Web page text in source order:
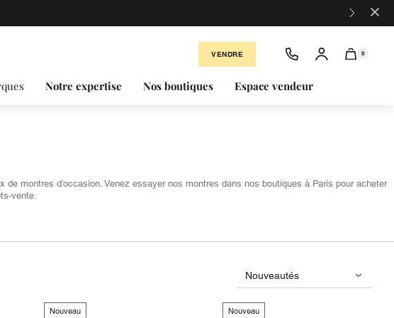
×
VENDRE 0
Notre expertise Nos boutiques Espace vendeur
montres d'occasion. Venez essayer nos montres dans nos boutiques à Paris pour acheter
vente.
Nouveau Nouveau